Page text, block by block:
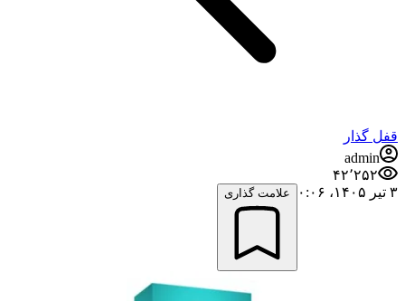
قفل گذار
admin
۴۲٬۲۵۲
۳ تیر ۱۴۰۵،‏ ۰:۰۶
علامت گذاری